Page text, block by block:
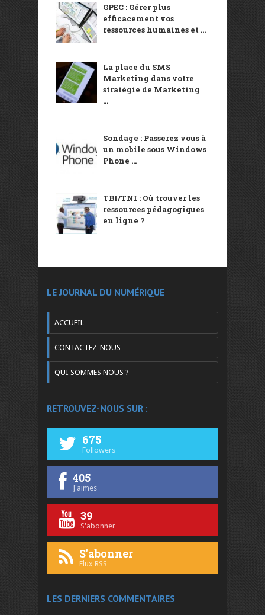
GPEC : Gérer plus
efficacement vos
ressources humaines et ...
La place du SMS
Marketing dans votre
stratégie de Marketing
...
Sondage : Passerez vous à
un mobile sous Windows
Phone ...
TBI/TNI : Où trouver les
ressources pédagogiques
en ligne ?
LE JOURNAL DU NUMÉRIQUE
ACCUEIL
CONTACTEZ-NOUS
QUI SOMMES NOUS ?
RETROUVEZ-NOUS SUR :
675
Followers
405
J'aimes
39
S'abonner
S'abonner
Flux RSS
LES DERNIERS COMMENTAIRES